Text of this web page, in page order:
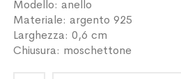
Modello: anello
Materiale: argento 925
Larghezza: 0,6 cm
Chiusura: moschettone